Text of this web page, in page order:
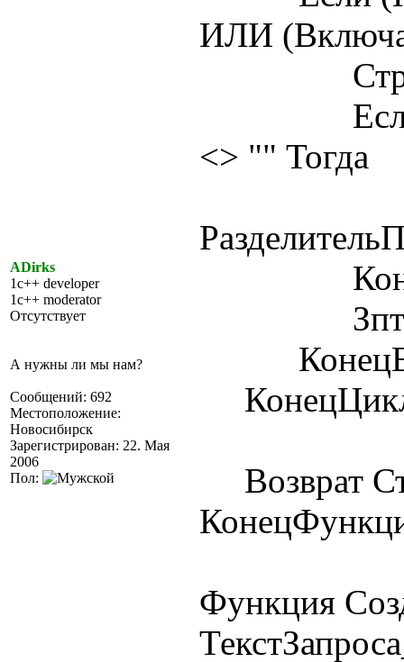
ADirks
1c++ developer
1c++ moderator
Отсутствует
А нужны ли мы нам?
Сообщений: 692
Местоположение:
Новосибирск
Зарегистрирован: 22. Мая
2006
Пол:
ИЛИ
Стр =
Если
<> "" Тогда
Зпт =
Возврат
Функция